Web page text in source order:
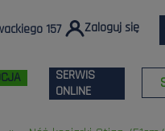
157 Zaloguj się
SERWIS
ONLINE